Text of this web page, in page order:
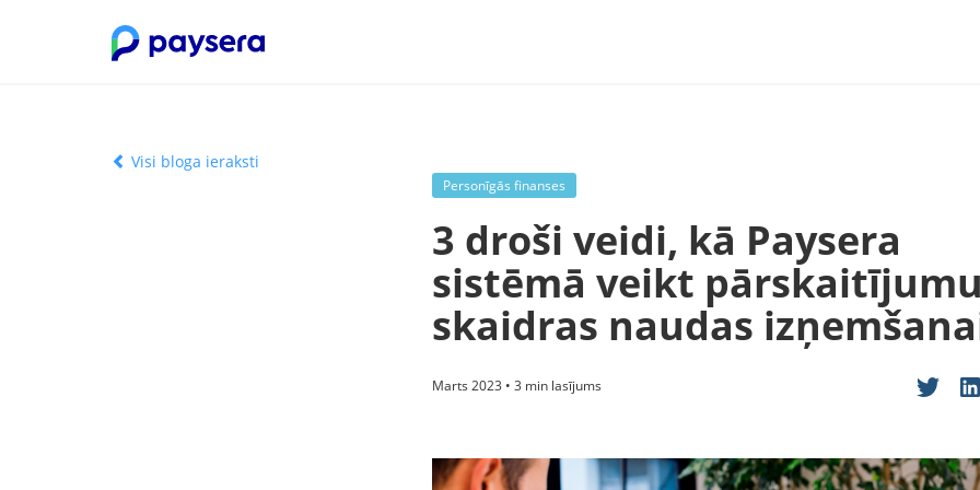
Visi bloga ieraksti
Personīgās finanses
3 droši veidi, kā Paysera
sistēmā veikt
skaidras naudas
Marts 2023 • 3 min lasījums